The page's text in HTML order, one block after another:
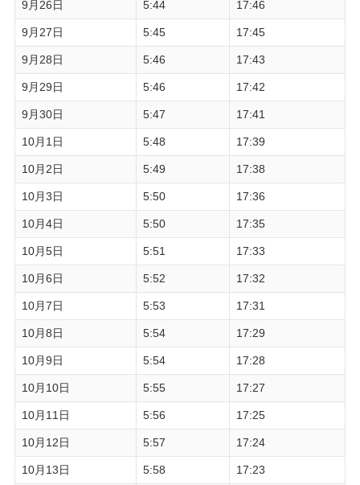
9月26日 5:44 17:46
9月27日 5:45 17:45
9月28日 5:46 17:43
9月29日 5:46 17:42
9月30日 5:47 17:41
10月1日 5:48 17:39
10月2日 5:49 17:38
10月3日 5:50 17:36
10月4日 5:50 17:35
10月5日 5:51 17:33
10月6日 5:52 17:32
10月7日 5:53 17:31
10月8日 5:54 17:29
10月9日 5:54 17:28
10月10日 5:55 17:27
10月11日 5:56 17:25
10月12日 5:57 17:24
10月13日 5:58 17:23